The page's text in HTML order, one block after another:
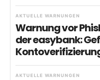
AKTUELLE WARNUNGEN
Warnung vor
der easybank:
AKTUELLE WARNUNGEN